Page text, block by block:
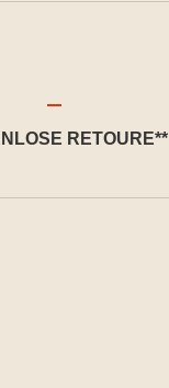
RETOURE**